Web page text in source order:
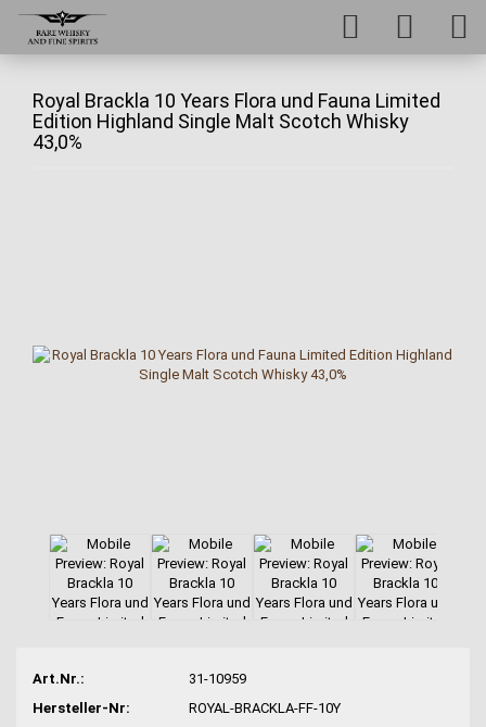
Royal Brackla 10 Years Flora und Fauna Limited
Edition Highland Single Malt Scotch Whisky
43,0%
Art.Nr.:
31-10959
Hersteller-Nr:
ROYAL-BRACKLA-FF-10Y